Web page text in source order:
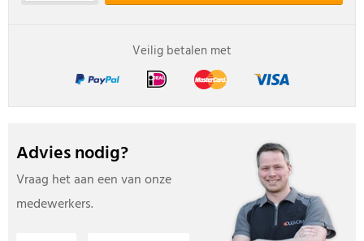
Veilig betalen met
Advies nodig?
Vraag het aan een van onze
medewerkers.